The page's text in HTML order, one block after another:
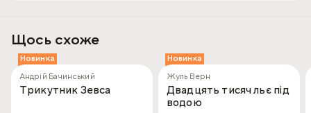
Щось схоже
Новинка
Андрій Бачинський
Трикутник Зевса
Новинка
Жуль Верн
Двадцять тисяч льє під
водою